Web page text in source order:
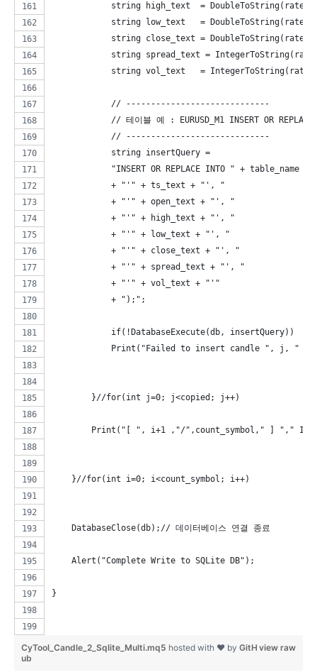
string high_text  =
string low_text   =
string close_text =
string spread_text =
string vol_text   =
            // -----------------------------
// 테이블 예 : EURUSD_M1 INSERT OR REPLACE
            // -----------------------------
            string insertQuery =
"INSERT OR REPLACE INTO " + table_name +
            + "'" + ts_text + "', "
            + "'" + open_text + "', "
            + "'" + high_text + "', "
            + "'" + low_text + "', "
            + "'" + close_text + "', "
            + "'" + spread_text + "', "
            + "'" + vol_text + "'"
            + ");";
            if(!DatabaseExecute(db, insertQuery))
Print("Failed to insert candle ", j, "
        }//for(int j=0; j<copied; j++)
Print("[ ", i+1 ,"/",count_symbol," ] ","
    }//for(int i=0; i<count_symbol; i++)
    DatabaseClose(db);// 데이터베이스 연결 종료
    Alert("Complete Write to SQLite DB");
}
view raw
CyTool_Candle_2_Sqlite_Multi.mq5 hosted with ❤ by GitH
ub